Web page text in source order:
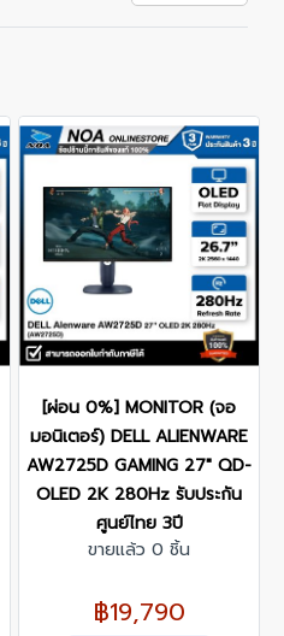
[ผ่อน 0%] MONITOR (จอ
มอนิเตอร์) DELL ALIENWARE
AW2725D GAMING 27" QD-
OLED 2K 280Hz รับประกัน
ศูนย์ไทย 3ปี
ขายแล้ว 0 ชิ้น
฿19,790